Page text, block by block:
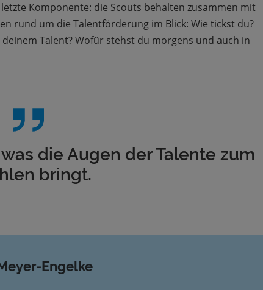
Komponente: die Scouts behalten zusammen mit
rund um die Talentförderung im Blick: Wie tickst du?
Talent? Wofür stehst du morgens und auch in
die Augen der Talente zum
bringt.
Engelke